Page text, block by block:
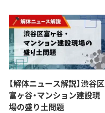
【解体ニュース解説】渋谷区
富ヶ谷・マンション建設現
場の盛り土問題